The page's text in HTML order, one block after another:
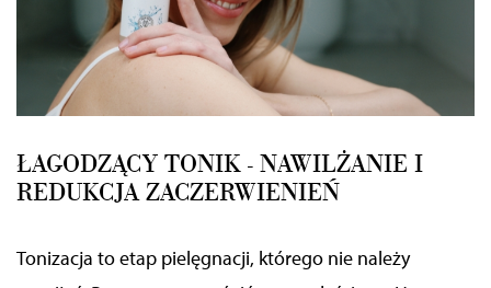
ŁAGODZĄCY TONIK - NAWILŻANIE I
REDUKCJA ZACZERWIENIEŃ
Tonizacja to etap pielęgnacji, którego nie należy